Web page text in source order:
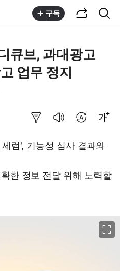
구독
큐브, 과대광고
업무 정지
럼', 기능성 심사 결과와
한 정보 전달 위해 노력할